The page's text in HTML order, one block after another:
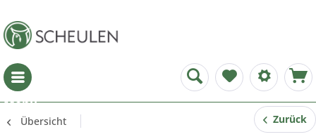
Menü
Übersicht Zurück